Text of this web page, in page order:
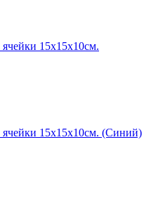
15х15х10см.
15х15х10см. (Синий)